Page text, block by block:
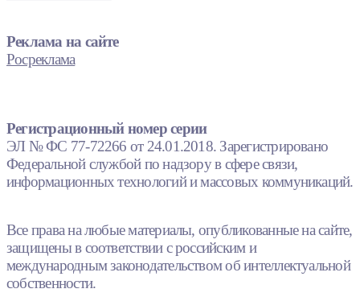
Реклама на сайте
Росреклама
Регистрационный номер серии
ЭЛ № ФС 77-72266 от 24.01.2018. Зарегистрировано
Федеральной службой по надзору в сфере связи,
информационных технологий и массовых коммуникаций.
Все права на любые материалы, опубликованные на сайте,
защищены в соответствии с российским и
международным законодательством об интеллектуальной
собственности.